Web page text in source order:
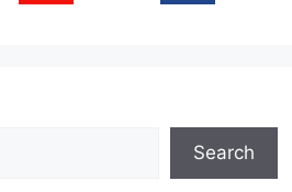
Search